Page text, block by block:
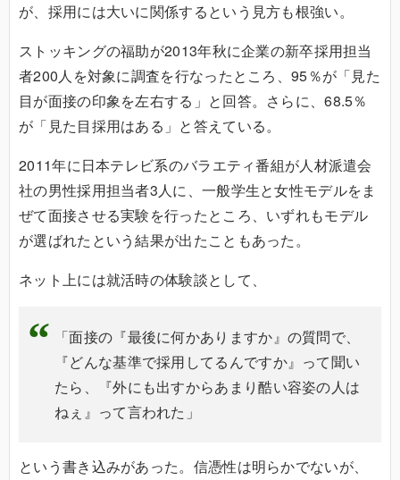
が、採用には大いに関係するという見方も根強い。
ストッキングの福助が2013年秋に企業の新卒採用担当
者200人を対象に調査を行なったところ、95％が「見た
目が面接の印象を左右する」と回答。さらに、68.5％
が「見た目採用はある」と答えている。
2011年に日本テレビ系のバラエティ番組が人材派遣会
社の男性採用担当者3人に、一般学生と女性モデルをま
ぜて面接させる実験を行ったところ、いずれもモデル
が選ばれたという結果が出たこともあった。
ネット上には就活時の体験談として、
「面接の『最後に何かありますか』の質問で、
『どんな基準で採用してるんですか』って聞い
たら、『外にも出すからあまり酷い容姿の人は
ねぇ』って言われた」
という書き込みがあった。信憑性は明らかでないが、